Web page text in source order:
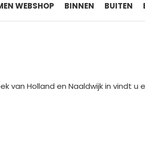
WEBSHOP BINNEN BUITEN
van Holland en Naaldwijk in vindt u